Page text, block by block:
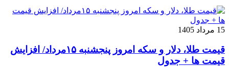
15 مرداد 1405
قیمت طلا، دلار و سکه امروز پنجشنبه ۱۵مرداد/ افزایش
قیمت ها + جدول